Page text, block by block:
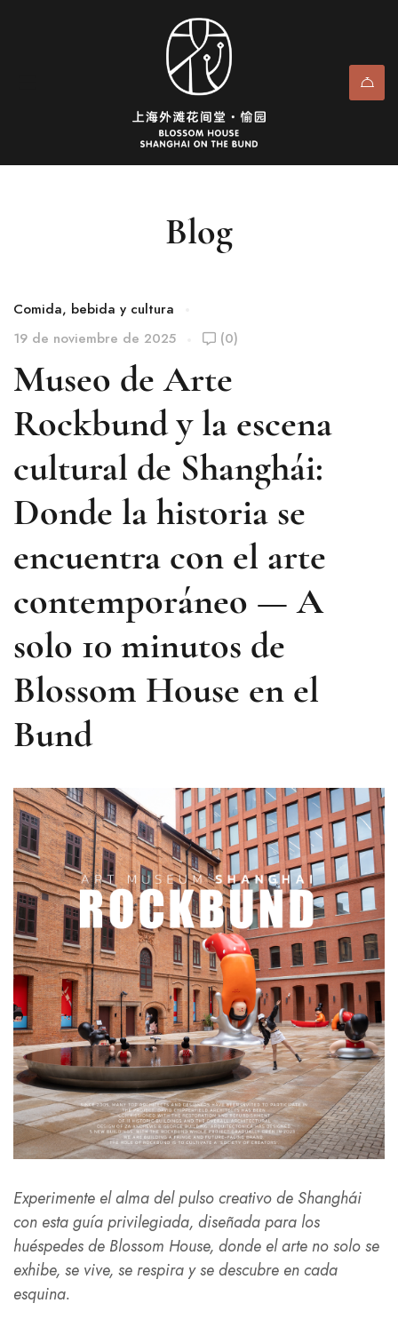
Blog
Comida, bebida y cultura
19 de noviembre de 2025
(0)
Museo de Arte
Rockbund y la escena
cultural de Shanghái:
Donde la historia se
encuentra con el arte
contemporáneo — A
solo 10 minutos de
Blossom House en el
Bund
Experimente el alma del pulso creativo de Shanghái
con esta guía privilegiada, diseñada para los
huéspedes de Blossom House, donde el arte no solo se
exhibe, se vive, se respira y se descubre en cada
esquina.